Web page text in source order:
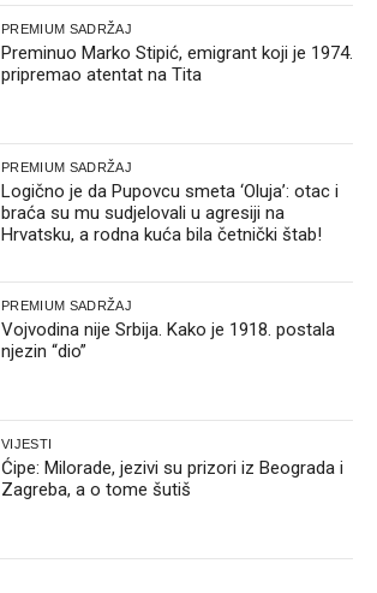
PREMIUM SADRŽAJ
Preminuo Marko Stipić, emigrant koji je 1974.
pripremao atentat na Tita
PREMIUM SADRŽAJ
Logično je da Pupovcu smeta ‘Oluja’: otac i
braća su mu sudjelovali u agresiji na
Hrvatsku, a rodna kuća bila četnički štab!
PREMIUM SADRŽAJ
Vojvodina nije Srbija. Kako je 1918. postala
njezin “dio”
VIJESTI
Ćipe: Milorade, jezivi su prizori iz Beograda i
Zagreba, a o tome šutiš